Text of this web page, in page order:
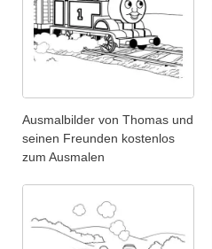
Ausmalbilder von Thomas und
seinen Freunden kostenlos
zum Ausmalen